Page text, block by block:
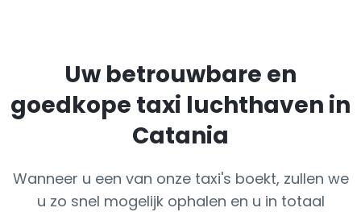
Uw betrouwbare en
goedkope taxi luchthaven in
Catania
Wanneer u een van onze taxi's boekt, zullen we
u zo snel mogelijk ophalen en u in totaal